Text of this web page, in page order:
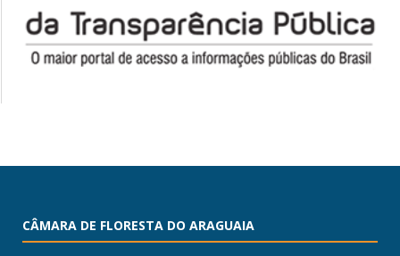
CÂMARA DE FLORESTA DO ARAGUAIA